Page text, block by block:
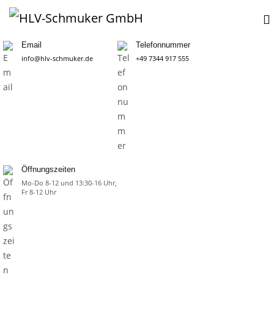
Email
info@hlv-schmuker.de
Telefonnummer
+49 7344 917 555
Öffnungszeiten
Mo-Do 8-12 und 13:30-16 Uhr,
Fr 8-12 Uhr